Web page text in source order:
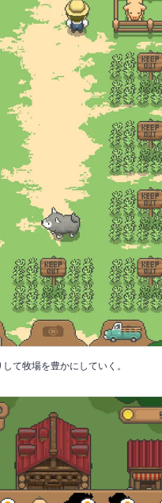
て牧場を豊かにしていく。